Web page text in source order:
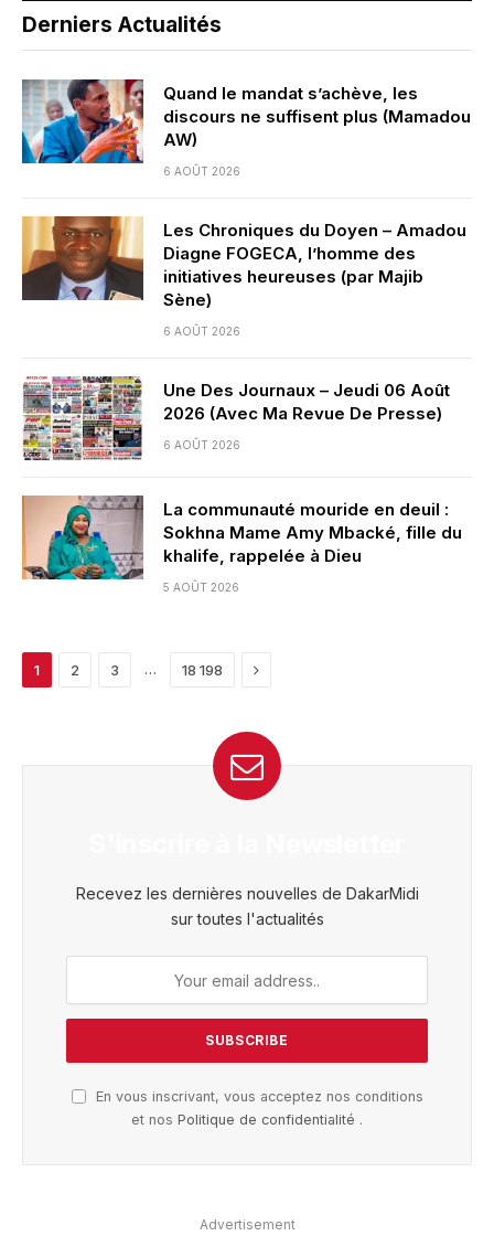
Derniers Actualités
Quand le mandat s’achève, les
discours ne suffisent plus (Mamadou
AW)
6 AOÛT 2026
Les Chroniques du Doyen – Amadou
Diagne FOGECA, l’homme des
initiatives heureuses (par Majib
Sène)
6 AOÛT 2026
Une Des Journaux – Jeudi 06 Août
2026 (Avec Ma Revue De Presse)
6 AOÛT 2026
La communauté mouride en deuil :
Sokhna Mame Amy Mbacké, fille du
khalife, rappelée à Dieu
5 AOÛT 2026
1 2 3 … 18 198 Next
Recevez les dernières nouvelles de DakarMidi
sur toutes l'actualités
En vous inscrivant, vous acceptez nos conditions
et nos Politique de confidentialité .
Advertisement